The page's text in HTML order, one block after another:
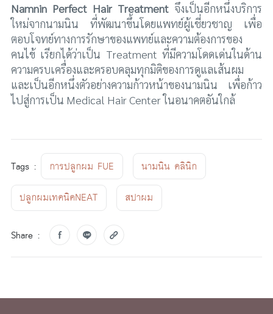
Namnin Perfect Hair Treatment จึงเป็นอีกหนึ่งบริการ
ใหม่จากนามนิน ที่พัฒนาขึ้นโดยแพทย์ผู้เชี่ยวชาญ เพื่อ
ตอบโจทย์ทางการรักษาของแพทย์และความต้องการของ
คนไข้ เรียกได้ว่าเป็น Treatment ที่มีความโดดเด่นในด้าน
ความครบเครื่องและครอบคลุมทุกมิติของการดูแลเส้นผม
และเป็นอีกหนึ่งตัวอย่างความก้าวหน้าของนามนิน เพื่อก้าว
ไปสู่การเป็น Medical Hair Center ในอนาคตอันใกล้
Tags : การปลูกผม FUE
นามนิน คลินิก
ปลูกผมเทคนิคNEAT
สปาผม
Share :